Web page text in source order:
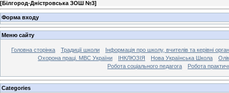
[Білгород-Дністровська ЗОШ №3]
Форма входу
Меню сайту
Головна сторінка Традиції школи
Інформація про школу, вчителів та керівні
Охорона праці. МВС України
ІНКЛЮЗІЯ Нова Українська Школа
Робота соціального педагога
Робота
Categories